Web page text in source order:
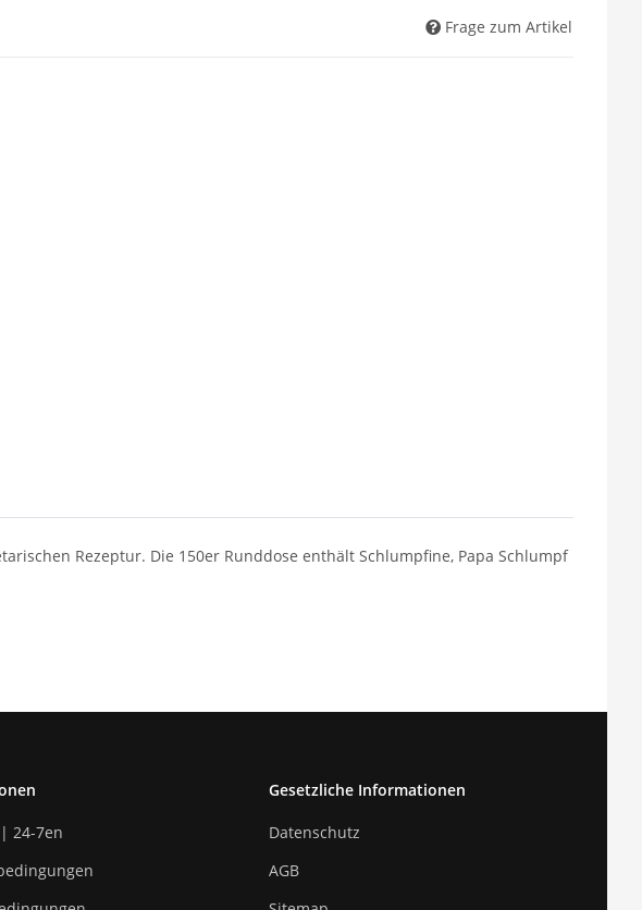
Frage zum Artikel
Rezeptur. Die 150er Runddose enthält Schlumpfine, Papa Schlumpf
24-7en
Gesetzliche Informationen
Datenschutz
AGB